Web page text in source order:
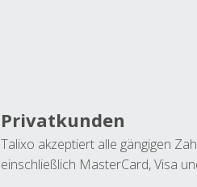
Privatkunden
Talixo akzeptiert alle gängigen
einschließlich MasterCard, Visa